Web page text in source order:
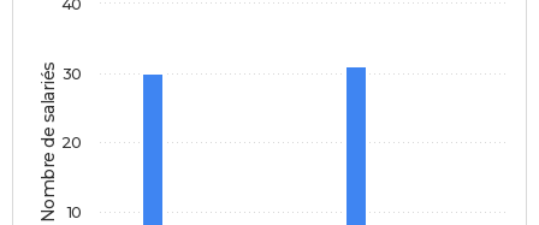
Nombre de salariés 10
20
30
40